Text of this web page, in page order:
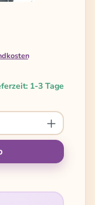
1-3 Tage
gewünschten